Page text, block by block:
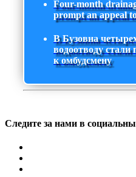
Four-month
prompt an appeal
В Бузовна
водоотводу
к омбудсмену
Следите за нами в